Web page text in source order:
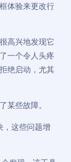
体验来更改行
高兴地发现它
一个令人头疼
绝启动，尤其
某些故障。
，这些问题增